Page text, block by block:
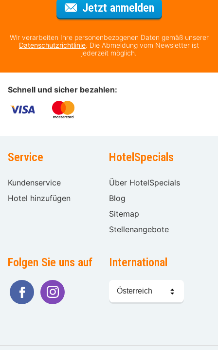
Jetzt anmeldenFür den
Wir verarbeiten Ihre personenbezogenen Daten gemäß unserer
Datenschutzrichtlinie. Die Abmeldung vom Newsletter ist
jederzeit möglich.
Schnell und sicher bezahlen:
Service
Kundenservice
Hotel hinzufügen
HotelSpecials
Über HotelSpecials
Blog
Sitemap
Stellenangebote
Folgen Sie uns auf International
Sprache
wählen